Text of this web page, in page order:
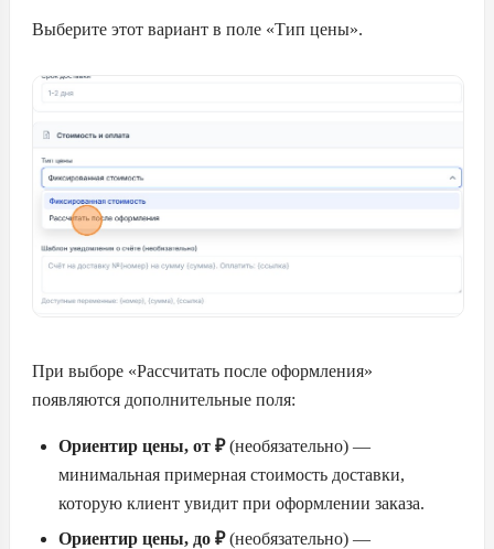
Выберите этот вариант в поле «Тип цены».
При выборе «Рассчитать после оформления»
появляются дополнительные поля:
Ориентир цены, от ₽(необязательно) —
минимальная примерная стоимость доставки,
которую клиент увидит при оформлении заказа.
Ориентир цены, до ₽(необязательно) —